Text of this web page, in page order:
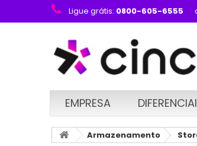
Ligue grátis: 0800-605-6555
EMPRESA
Armazenamento